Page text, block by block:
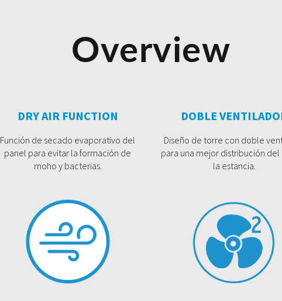
Overview
DRY AIR FUNCTION
Función de secado evaporativo del
panel para evitar la formación de
moho y bacterias.
DOBLE
Diseño de torre con doble
para una mejor distribución del
la estancia.